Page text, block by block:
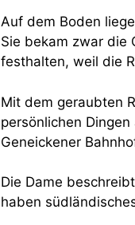
Auf dem Boden
Sie bekam zwar die
festhalten, weil die
Mit dem geraubten
persönlichen
Geneickener
Die Dame
haben